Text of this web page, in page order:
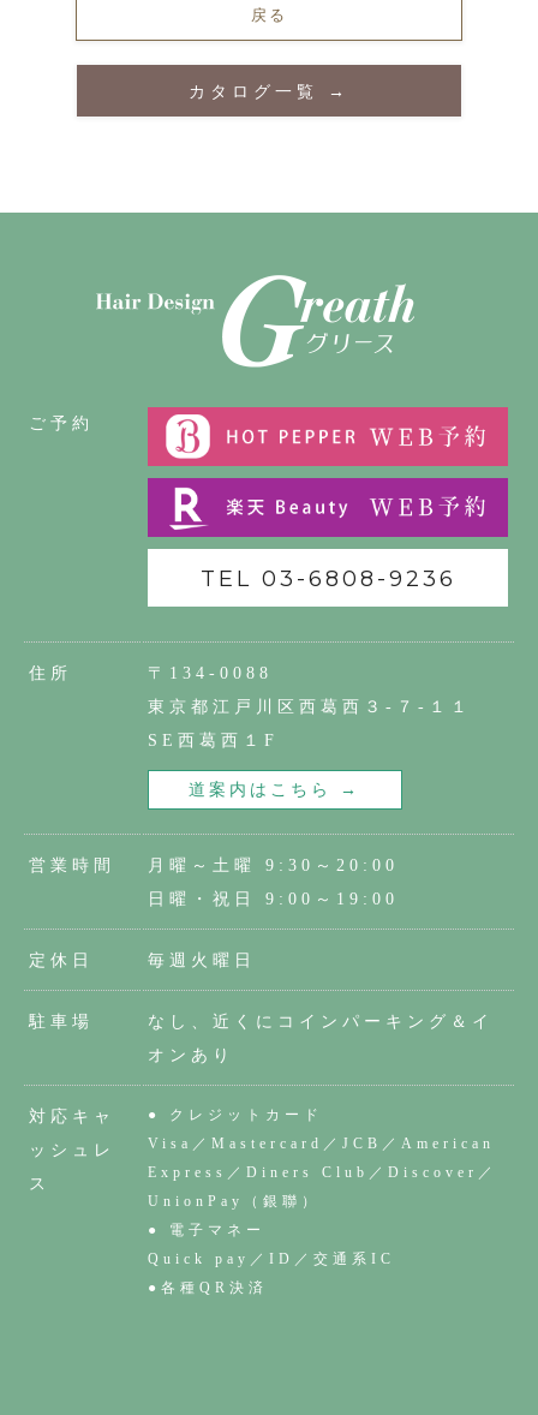
戻る
カタログ一覧 →
ご予約
TEL 03-6808-9236
住所
〒134-0088
東京都江戸川区西葛西３-７-１１
SE西葛西１F
道案内はこちら →
営業時間
月曜～土曜 9:30～20:00
日曜・祝日 9:00～19:00
定休日 毎週火曜日
駐車場
なし、近くにコインパーキング＆イ
オンあり
対応キャ
ッシュレ
ス
● クレジットカード
Visa／Mastercard／JCB／American
Express／Diners Club／Discover／
UnionPay（銀聯）
● 電子マネー
Quick pay／ID／交通系IC
●各種QR決済